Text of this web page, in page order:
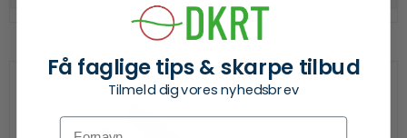
Få faglige tips & skarpe tilbud
Tilmeld dig vores nyhedsbrev
Fornavn